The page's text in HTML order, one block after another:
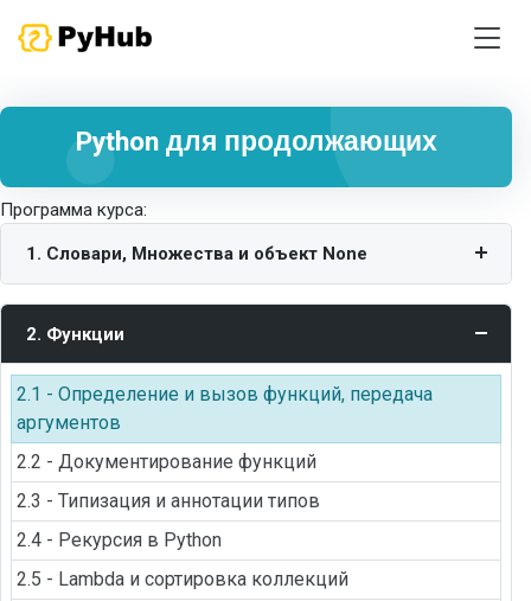
Python для продолжающих
Программа курса:
1. Словари, Множества и объект None
2. Функции
2.1 - Определение и вызов функций, передача
аргументов
2.2 - Документирование функций
2.3 - Типизация и аннотации типов
2.4 - Рекурсия в Python
2.5 - Lambda и сортировка коллекций